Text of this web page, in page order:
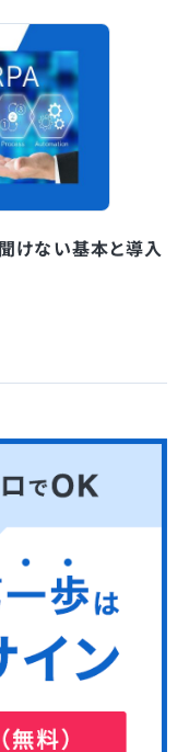
けない基本と導入